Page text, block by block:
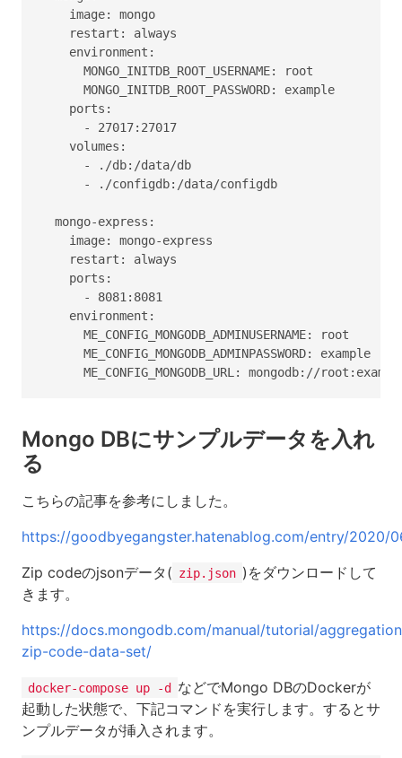
    image: mongo
    restart: always
    environment:
      MONGO_INITDB_ROOT_USERNAME: root
      MONGO_INITDB_ROOT_PASSWORD: example
    ports:
      - 27017:27017
    volumes:
      - ./db:/data/db
      - ./configdb:/data/configdb
  mongo-express:
    image: mongo-express
    restart: always
    ports:
      - 8081:8081
    environment:
      ME_CONFIG_MONGODB_ADMINUSERNAME: root
      ME_CONFIG_MONGODB_ADMINPASSWORD: example
Mongo DBにサンプルデータを入れ
る
こちらの記事を参考にしました。
https://goodbyegangster.hatenablog.com/entry/2020/
Zip codeのjsonデータ( zip.json )をダウンロードして
きます。
https://docs.mongodb.com/manual/tutorial/
zip-code-data-set/
docker-compose up -d
などでMongo DBのDockerが
起動した状態で、下記コマンドを実行します。するとサ
ンプルデータが挿入されます。